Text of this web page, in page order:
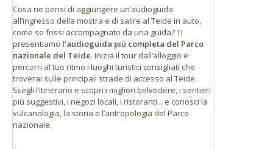
Cosa ne pensi di aggiungere un’audioguida
all’ingresso della mostra e di salire al Teide in auto,
come se fossi accompagnato da una guida? Ti
presentiamo l’audioguida più completa del Parco
nazionale del Teide. Inizia il tour dall’alloggio e
percorri al tuo ritmo i luoghi turistici consigliati che
troverai sulle principali strade di accesso al Teide.
Scegli l’itinerario e scopri i migliori belvedere, i sentieri
più suggestivi, i negozi locali, i ristoranti... e conosci la
vulcanologia, la storia e l’antropologia del Parco
nazionale.